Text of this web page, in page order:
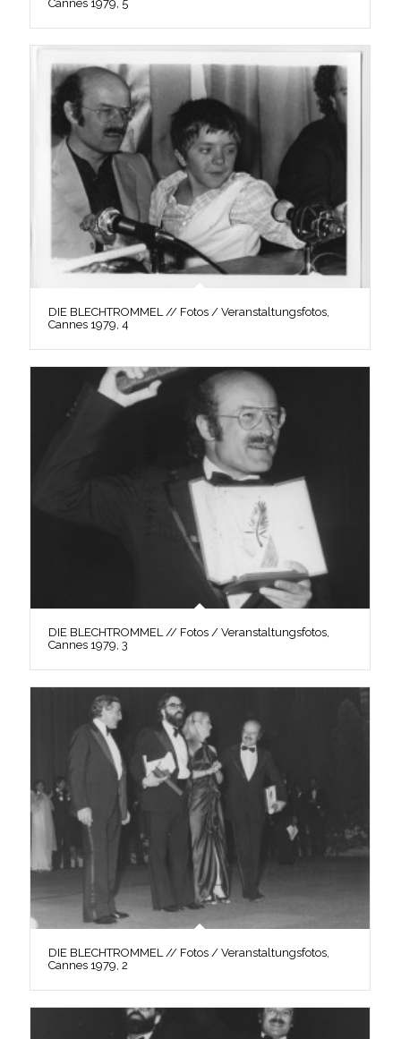
Cannes 1979, 5
DIE BLECHTROMMEL // Fotos / Veranstaltungsfotos,
Cannes 1979, 4
DIE BLECHTROMMEL // Fotos / Veranstaltungsfotos,
Cannes 1979, 3
DIE BLECHTROMMEL // Fotos / Veranstaltungsfotos,
Cannes 1979, 2